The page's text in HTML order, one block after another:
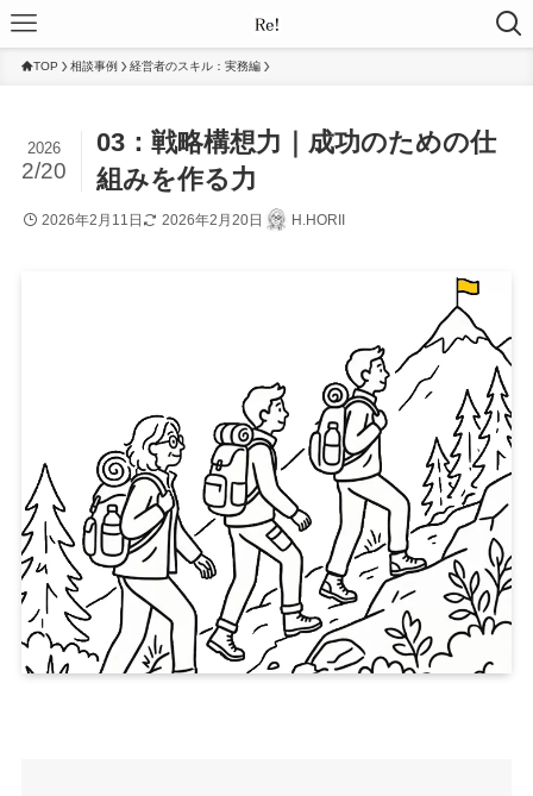
TOP 相談事例 経営者のスキル：実務編
03：戦略構想力｜成功のための仕
組みを作る力
2026
2/20
2026年2月11日 2026年2月20日 H.HORII